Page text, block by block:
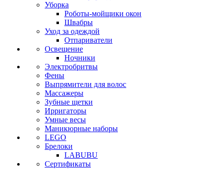
Уборка
Роботы-мойщики окон
Швабры
Уход за одеждой
Отпариватели
Освещение
Ночники
Электробритвы
Фены
Выпрямители для волос
Массажеры
Зубные щетки
Ирригаторы
Умные весы
Маникюрные наборы
LEGO
Брелоки
LABUBU
Сертификаты